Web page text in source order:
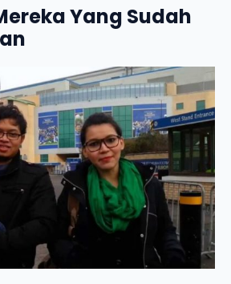
Yang Sudah